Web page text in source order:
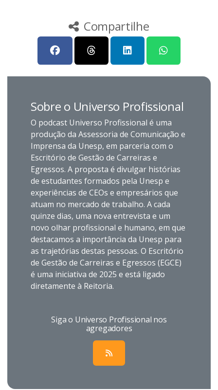
Compartilhe
Sobre o Universo Profissional
O podcast Universo Profissional é uma
produção da Assessoria de Comunicação e
Imprensa da Unesp, em parceria com o
Escritório de Gestão de Carreiras e
Egressos. A proposta é divulgar histórias
de estudantes formados pela Unesp e
experiências de CEOs e empresários que
atuam no mercado de trabalho. A cada
quinze dias, uma nova entrevista e um
novo olhar profissional e humano, em que
destacamos a importância da Unesp para
as trajetórias destas pessoas. O Escritório
de Gestão de Carreiras e Egressos (EGCE)
é uma iniciativa de 2025 e está ligado
diretamente à Reitoria.
Siga o Universo Profissional nos
agregadores